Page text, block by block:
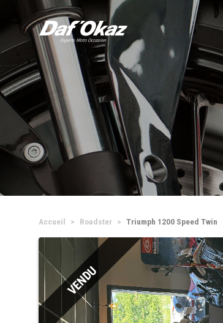
Accueil Roadster Triumph 1200 Speed Twin
VENDU